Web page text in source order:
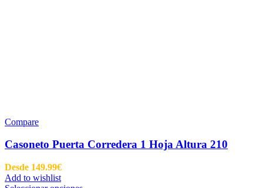
Compare
Casoneto Puerta Corredera 1 Hoja Altura 210
Desde 149.99€
Add to wishlist